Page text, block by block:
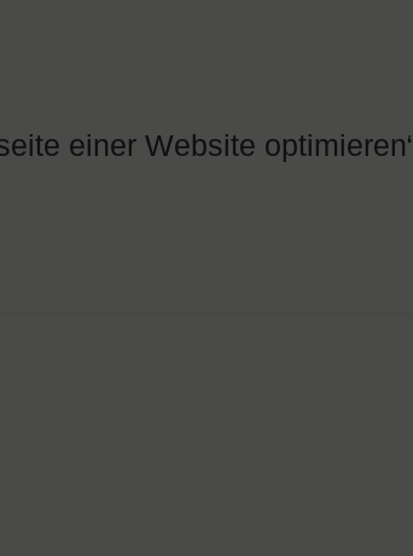
einer Website